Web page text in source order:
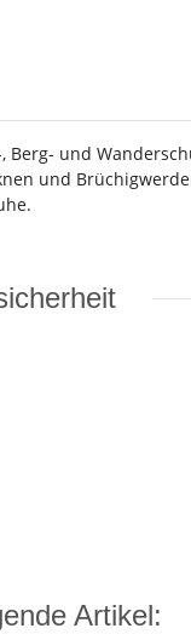
Berg- und
und
Artikel: